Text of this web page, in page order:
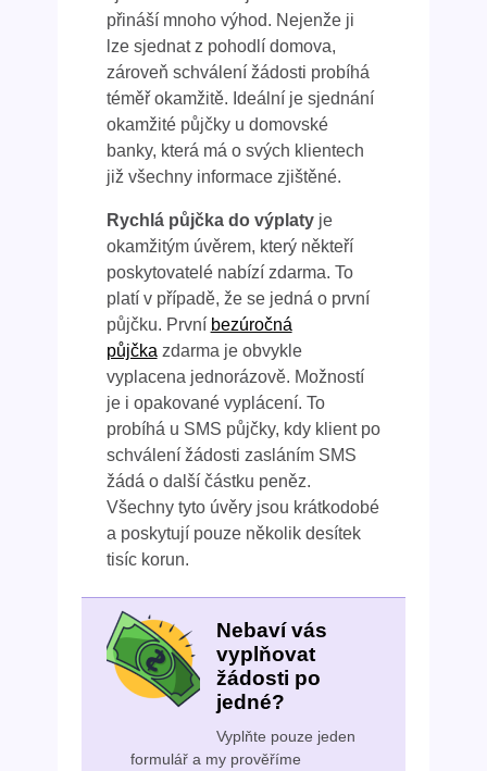
přináší mnoho výhod. Nejenže ji
lze sjednat z pohodlí domova,
zároveň schválení žádosti probíhá
téměř okamžitě. Ideální je sjednání
okamžité půjčky u domovské
banky, která má o svých klientech
již všechny informace zjištěné.
Rychlá půjčka do výplaty je
okamžitým úvěrem, který někteří
poskytovatelé nabízí zdarma. To
platí v případě, že se jedná o první
půjčku. První bezúročná
půjčka zdarma je obvykle
vyplacena jednorázově. Možností
je i opakované vyplácení. To
probíhá u SMS půjčky, kdy klient po
schválení žádosti zasláním SMS
žádá o další částku peněz.
Všechny tyto úvěry jsou krátkodobé
a poskytují pouze několik desítek
tisíc korun.
Nebaví vás
vyplňovat
žádosti po
jedné?
Vyplňte pouze jeden
formulář a my prověříme